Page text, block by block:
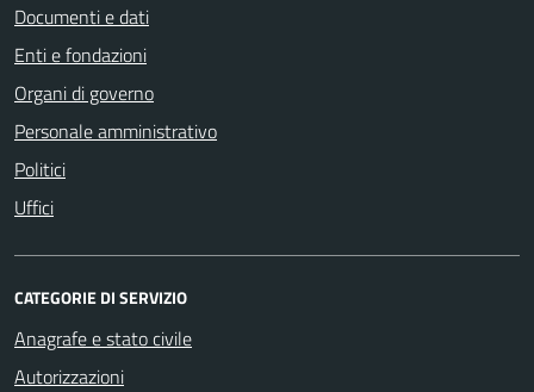
Documenti e dati
Enti e fondazioni
Organi di governo
Personale amministrativo
Politici
Uffici
CATEGORIE DI SERVIZIO
Anagrafe e stato civile
Autorizzazioni